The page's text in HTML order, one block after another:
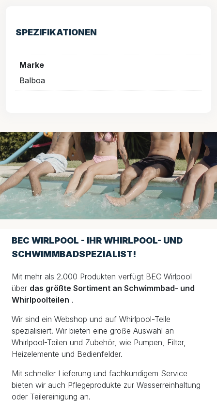
SPEZIFIKATIONEN
Marke
Balboa
BEC WIRLPOOL - IHR WHIRLPOOL- UND
SCHWIMMBADSPEZIALIST!
Mit mehr als 2.000 Produkten verfügt BEC Wirlpool
über das größte Sortiment an Schwimmbad- und
Whirlpoolteilen .
Wir sind ein Webshop und auf Whirlpool-Teile
spezialisiert. Wir bieten eine große Auswahl an
Whirlpool-Teilen und Zubehör, wie Pumpen, Filter,
Heizelemente und Bedienfelder.
Mit schneller Lieferung und fachkundigem Service
bieten wir auch Pflegeprodukte zur Wasserreinhaltung
oder Teilereinigung an.